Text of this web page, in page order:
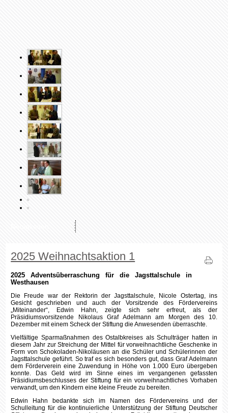
Neuigkeiten
2025 Weihnachtsaktion 1
2025 Adventsüberraschung für die Jagsttalschule in
Westhausen
Die Freude war der Rektorin der Jagsttalschule, Nicole Ostertag, ins
Gesicht geschrieben und auch der Vorsitzende des Fördervereins
„Miteinander“, Edwin Hahn, zeigte sich sehr erfreut, als der
Präsidiumsvorsitzende Nikolaus Graf Adelmann am Morgen des 10.
Dezember mit einem Scheck der Stiftung die Anwesenden überraschte.
Vielfältige Sparmaßnahmen des Ostalbkreises als Schulträger hatten in
diesem Jahr zur Streichung der Mittel für vorweihnachtliche Geschenke in
Form von Schokoladen-Nikoläusen an die Schüler und Schülerinnen der
konnte. Das Geld wird im Sinne eines im vergangenen gefassten
Präsidiumsbeschlusses der Stiftung für ein vorweihnachtliches Vorhaben
verwandt, um den Kindern eine kleine Freude zu bereiten.
Schulleitung für die kontinuierliche Unterstützung der Stiftung Deutscher
Offizier Bund und lud den Präsidiumsvorsitzenden zur
behindertengerechten Busses im kommenden Jahr ein. (GA)
Foto:v.l.n.r.: Edwin Hahn, Nicole Ostertag, Nikolaus Graf Adelmann (Bild DOB)
Copyright © 2026 Stiftung
DOB.Joomla Templatesby
HotThemes.